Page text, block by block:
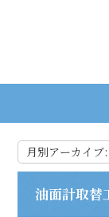
月別アーカイブ:
油面計取替